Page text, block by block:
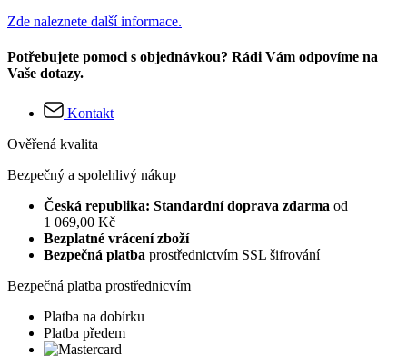
Zde naleznete další informace.
Potřebujete pomoci s objednávkou? Rádi Vám odpovíme na
Vaše dotazy.
Kontakt
Ověřená kvalita
Bezpečný a spolehlivý nákup
Česká republika: Standardní doprava zdarma od
1 069,00 Kč
Bezplatné vrácení zboží
Bezpečná platba prostřednictvím SSL šifrování
Bezpečná platba prostřednicvím
Platba na dobírku
Platba předem